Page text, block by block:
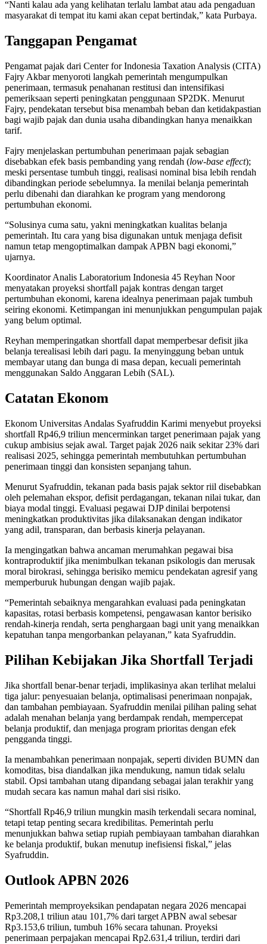
“Nanti kalau ada yang kelihatan terlalu lambat atau ada pengaduan
masyarakat di tempat itu kami akan cepat bertindak,” kata Purbaya.
Tanggapan Pengamat
Pengamat pajak dari Center for Indonesia Taxation Analysis (CITA)
Fajry Akbar menyoroti langkah pemerintah mengumpulkan
penerimaan, termasuk penahanan restitusi dan intensifikasi
pemeriksaan seperti peningkatan penggunaan SP2DK. Menurut
Fajry, pendekatan tersebut bisa menambah beban dan ketidakpastian
bagi wajib pajak dan dunia usaha dibandingkan hanya menaikkan
tarif.
Fajry menjelaskan pertumbuhan penerimaan pajak sebagian
disebabkan efek basis pembanding yang rendah (low-base effect);
meski persentase tumbuh tinggi, realisasi nominal bisa lebih rendah
dibandingkan periode sebelumnya. Ia menilai belanja pemerintah
perlu dibenahi dan diarahkan ke program yang mendorong
pertumbuhan ekonomi.
“Solusinya cuma satu, yakni meningkatkan kualitas belanja
pemerintah. Itu cara yang bisa digunakan untuk menjaga defisit
namun tetap mengoptimalkan dampak APBN bagi ekonomi,”
ujarnya.
Koordinator Analis Laboratorium Indonesia 45 Reyhan Noor
menyatakan proyeksi shortfall pajak kontras dengan target
pertumbuhan ekonomi, karena idealnya penerimaan pajak tumbuh
seiring ekonomi. Ketimpangan ini menunjukkan pengumpulan pajak
yang belum optimal.
Reyhan memperingatkan shortfall dapat memperbesar defisit jika
belanja terealisasi lebih dari pagu. Ia menyinggung beban untuk
membayar utang dan bunga di masa depan, kecuali pemerintah
menggunakan Saldo Anggaran Lebih (SAL).
Catatan Ekonom
Ekonom Universitas Andalas Syafruddin Karimi menyebut proyeksi
shortfall Rp46,9 triliun mencerminkan target penerimaan pajak yang
cukup ambisius sejak awal. Target pajak 2026 naik sekitar 23% dari
realisasi 2025, sehingga pemerintah membutuhkan pertumbuhan
penerimaan tinggi dan konsisten sepanjang tahun.
Menurut Syafruddin, tekanan pada basis pajak sektor riil disebabkan
oleh pelemahan ekspor, defisit perdagangan, tekanan nilai tukar, dan
biaya modal tinggi. Evaluasi pegawai DJP dinilai berpotensi
meningkatkan produktivitas jika dilaksanakan dengan indikator
yang adil, transparan, dan berbasis kinerja pelayanan.
Ia mengingatkan bahwa ancaman merumahkan pegawai bisa
kontraproduktif jika menimbulkan tekanan psikologis dan merusak
moral birokrasi, sehingga berisiko memicu pendekatan agresif yang
memperburuk hubungan dengan wajib pajak.
“Pemerintah sebaiknya mengarahkan evaluasi pada peningkatan
kapasitas, rotasi berbasis kompetensi, pengawasan kantor berisiko
rendah-kinerja rendah, serta penghargaan bagi unit yang menaikkan
kepatuhan tanpa mengorbankan pelayanan,” kata Syafruddin.
Pilihan Kebijakan Jika Shortfall Terjadi
Jika shortfall benar-benar terjadi, implikasinya akan terlihat melalui
tiga jalur: penyesuaian belanja, optimalisasi penerimaan nonpajak,
dan tambahan pembiayaan. Syafruddin menilai pilihan paling sehat
adalah menahan belanja yang berdampak rendah, mempercepat
belanja produktif, dan menjaga program prioritas dengan efek
pengganda tinggi.
Ia menambahkan penerimaan nonpajak, seperti dividen BUMN dan
komoditas, bisa diandalkan jika mendukung, namun tidak selalu
stabil. Opsi tambahan utang dipandang sebagai jalan terakhir yang
mudah secara kas namun mahal dari sisi risiko.
“Shortfall Rp46,9 triliun mungkin masih terkendali secara nominal,
tetapi tetap penting secara kredibilitas. Pemerintah perlu
menunjukkan bahwa setiap rupiah pembiayaan tambahan diarahkan
ke belanja produktif, bukan menutup inefisiensi fiskal,” jelas
Syafruddin.
Outlook APBN 2026
Pemerintah memproyeksikan pendapatan negara 2026 mencapai
Rp3.208,1 triliun atau 101,7% dari target APBN awal sebesar
Rp3.153,6 triliun, tumbuh 16% secara tahunan. Proyeksi
penerimaan perpajakan mencapai Rp2.631,4 triliun, terdiri dari